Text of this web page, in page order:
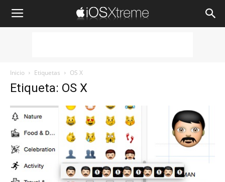
iOSXtreme
Inicio Etiquetas OS X
Etiqueta: OS X